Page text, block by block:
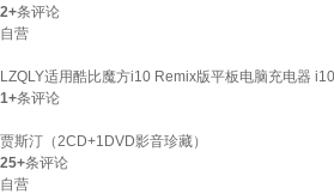
2+条评论
自营
LZQLY适用酷比魔方i10 Remix版平板电脑充电器
1+条评论
贾斯汀（2CD+1DVD影音珍藏）
25+条评论
自营